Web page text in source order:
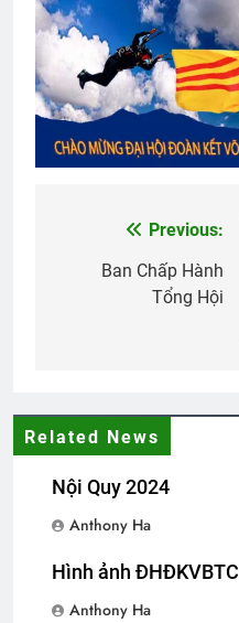
2 Years Ago
TIẾC
3 Years Ago
3 Months Ago
Sinh Viên
3 Years Ago
3 Years Ago
navigation
Previous:
Ban Chấp Hành
Tổng Hội
Related News
Nội Quy 2024
Anthony Ha
Hình ảnh
Anthony Ha